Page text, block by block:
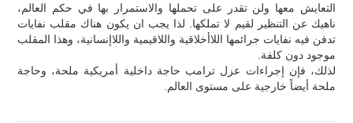
التعايش معها ولن تقدر على تحملها والاستمرار بها في حكم العالم،
ناهيك عن التنظير لقيم لا تملكها. لذا يجب ان يكون هناك مقلب نفايات
تدفن فيه نفايات جرائمها اللاأخلاقية واللاقيمية واللاإنسانية، وهذا المقلب
موجود دون كلفة.
لذلك، فإن إجراءات عزل ترامب حاجة داخلية أمريكية ملحة، وحاجة
ملحة أيضاً خارجية على مستوى العالم.